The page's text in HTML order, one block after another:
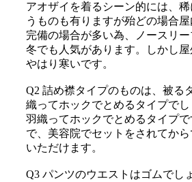
アオザイを着るシーン的には、
うものも有りますが殆どの場合
完備の場合が多い為、ノースリ
冬でも人気があります。しかし
やはり寒いです。
Q2 詰め襟タイプのものは、被る
織ってホックでとめるタイプでし
羽織ってホックでとめるタイプ
で、美容院でセットをされてか
いただけます。
Q3 パンツのウエストはゴムでし